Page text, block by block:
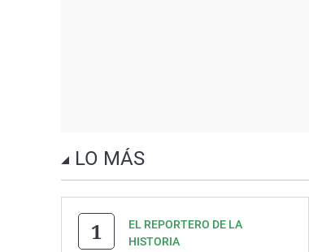
LO MÁS
EL REPORTERO DE LA
HISTORIA